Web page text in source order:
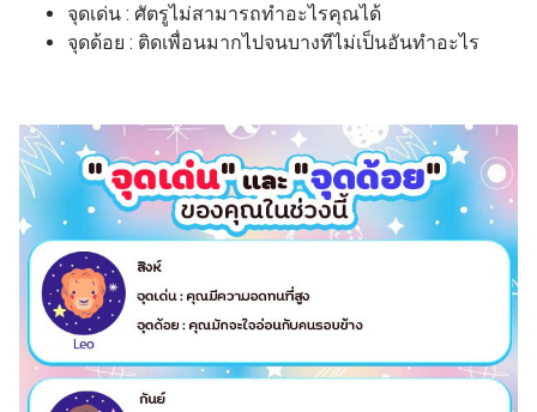
จุดเด่น : ศัตรูไม่สามารถทำอะไรคุณได้
จุดด้อย : ติดเพื่อนมากไปจนบางทีไม่เป็นอันทำอะไร